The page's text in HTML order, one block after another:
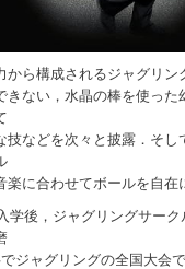
から構成されるジャグリン
きない，水晶の棒を使った
技などを次々と披露．そし
楽に合わせてボールを自在
学後，ジャグリングサーク
ジャグリングの全国大会